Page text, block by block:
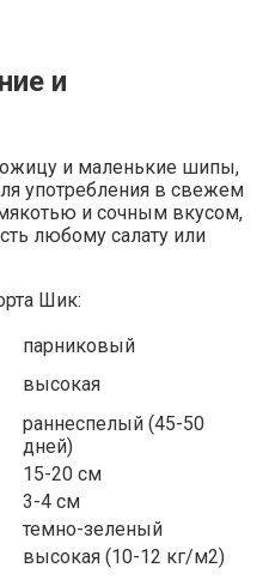
и
и маленькие шипы,
употребления в свежем
и сочным вкусом,
любому салату или
Шик:
парниковый
высокая
раннеспелый (45-50
дней)
15-20 см
3-4 см
темно-зеленый
высокая (10-12 кг/м2)